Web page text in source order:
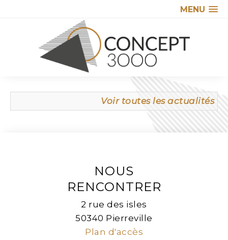
MENU
Voir toutes les actualités
NOUS
RENCONTRER
2 rue des isles
50340 Pierreville
Plan d'accès